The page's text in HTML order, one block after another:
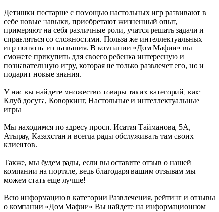
Детишки постарше с помощью настольных игр развивают в
себе новые навыки, приобретают жизненный опыт,
примеряют на себя различные роли, учатся решать задачи и
справляться со сложностями. Польза же интеллектуальных
игр понятна из названия. В компании «Дом Мафии» вы
сможете прикупить для своего ребенка интересную и
познавательную игру, которая не только развлечет его, но и
подарит новые знания.
У нас вы найдете множество товары таких категорий, как:
Клуб досуга, Коворкинг, Настольные и интеллектуальные
игры.
Мы находимся по адресу просп. Исатая Тайманова, 5А,
Атырау, Казахстан и всегда рады обслуживать там своих
клиентов.
Также, мы будем рады, если вы оставите отзыв о нашей
компании на портале, ведь благодаря вашим отзывам мы
можем стать еще лучше!
Всю информацию в категории Развлечения, рейтинг и отзывы
о компании «Дом Мафии» Вы найдете на информационном